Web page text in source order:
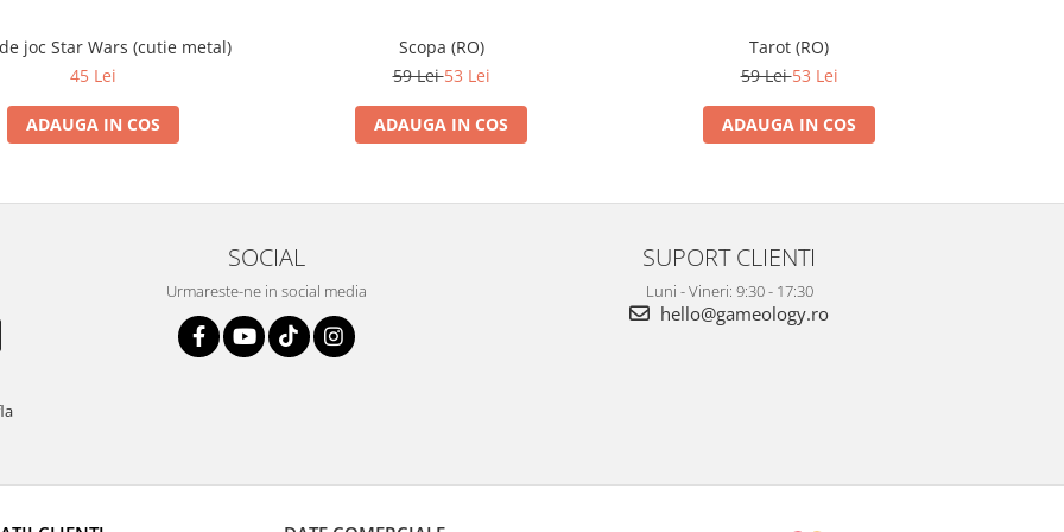
joc Star Wars (cutie metal)
45 Lei
ADAUGA IN COS
Scopa (RO)
59 Lei53 Lei
ADAUGA IN COS
Tarot (RO)
59 Lei53 Lei
ADAUGA IN COS
SOCIAL
Urmareste-ne in social media
SUPORT CLIENTI
Luni - Vineri: 9:30 - 17:30
hello@gameology.ro